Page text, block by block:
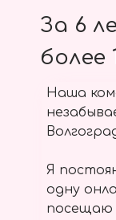
За 6
более
Наша
Я
одну
посещаю